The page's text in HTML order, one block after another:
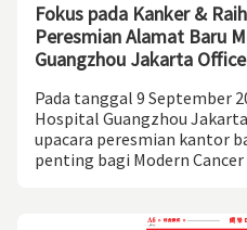
Fokus pada Kanker &
Peresmian Alamat Baru
Guangzhou Jakarta Office
Pada tanggal 9 September
Hospital Guangzhou
upacara peresmian kantor
penting bagi Modern